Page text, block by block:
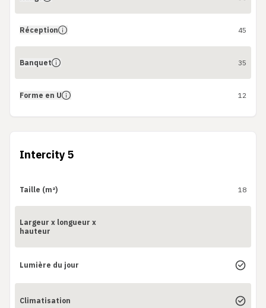
Réception 45
Banquet 35
Forme en U 12
Intercity 5
Taille (m²) 18
Largeur x longueur x
hauteur
Lumière du jour
Climatisation